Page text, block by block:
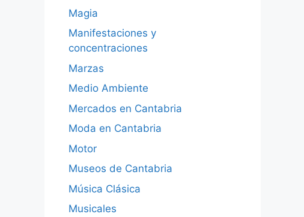
Magia
Manifestaciones y
concentraciones
Marzas
Medio Ambiente
Mercados en Cantabria
Moda en Cantabria
Motor
Museos de Cantabria
Música Clásica
Musicales